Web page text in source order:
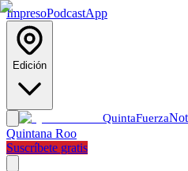
ImpresoPodcastApp
Edición
QuintaFuerza
Quintana Roo
Suscríbete gratis